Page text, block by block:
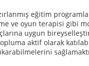
eğitim
ve oyun terapisi gibi
uygun
aktif olarak